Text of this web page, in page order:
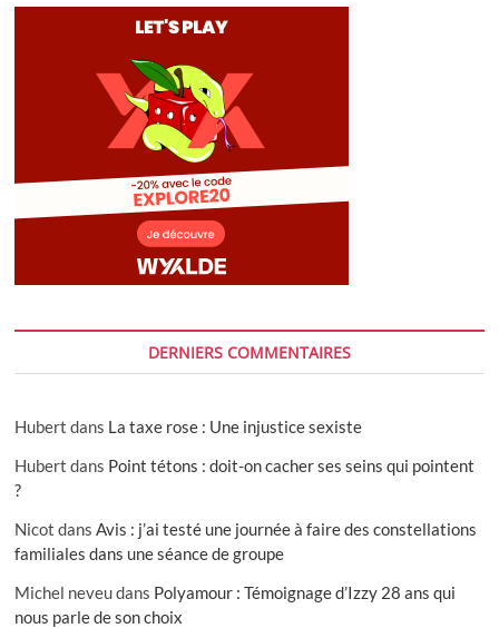
DERNIERS COMMENTAIRES
Hubert dans La taxe rose : Une injustice sexiste
Hubert dans Point tétons : doit-on cacher ses seins qui pointent
?
Nicot dans Avis : j’ai testé une journée à faire des constellations
familiales dans une séance de groupe
Michel neveudans Polyamour : Témoignage d’Izzy 28 ans qui
nous parle de son choix